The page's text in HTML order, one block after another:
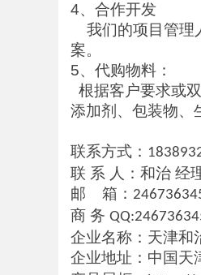
4、合作开发
我们的项目管理
案。
5、代购物料：
根据客户要求或
添加剂、包装物、
联系方式：
联 系 人：和治 经
邮 箱：
商 务
企业名称：天津和
企业地址：中国天